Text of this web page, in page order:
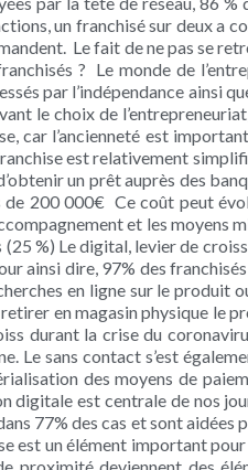
un franchisé sur deux a
Le fait de ne pas se
? Le monde de
par l’indépendance ainsi
le choix de
car l’ancienneté est
est relativement
un prêt auprès des
200 000€ Ce coût peut
et les
%) Le digital, levier de
ainsi dire, 97% des
en ligne sur le produit
retirer en magasin physique le
durant la crise du
Le sans contact s’est
des moyens de
digitale est centrale de nos
77% des cas et sont aidées
est un élément important